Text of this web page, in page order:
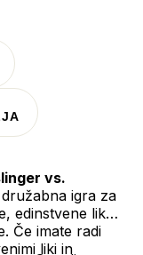
vs.
igra za
edinstvene like
Če imate radi
liki in